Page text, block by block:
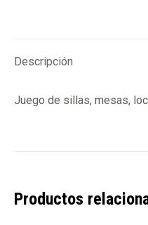
Descripción
Juego de sillas, mesas,
Productos